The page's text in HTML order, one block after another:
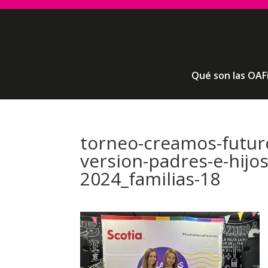
Qué son las
torneo-creamos-
version-padres-e-
2024_familias-18